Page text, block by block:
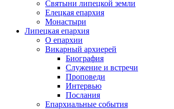
Святыни липецкой земли
Елецкая епархия
Монастыри
Липецкая епархия
О епархии
Викарный архиерей
Биография
Служение и встречи
Проповеди
Интервью
Послания
Епархиальные события